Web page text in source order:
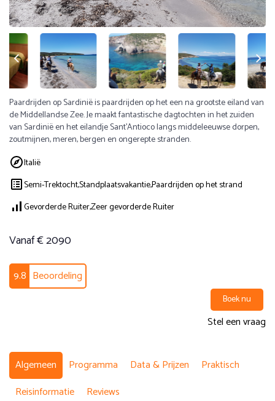
Paardrijden op Sardinië is paardrijden op het een na grootste eiland van
de Middellandse Zee. Je maakt fantastische dagtochten in het zuiden
van Sardinië en het eilandje Sant’Antioco langs middeleeuwse dorpen,
zoutmijnen, meren, bergen en ongerepte stranden.
Italië
Semi-Trektocht,Standplaatsvakantie,Paardrijden op het strand
Gevorderde Ruiter,Zeer gevorderde Ruiter
Vanaf € 2090
9.8 Beoordeling
Boek nu
Stel een vraag
Algemeen Programma Data & Prijzen
Praktisch
Reisinformatie
Reviews